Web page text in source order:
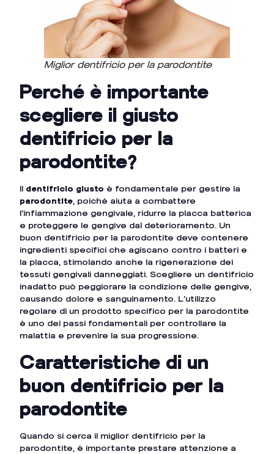
Miglior dentifricio per la parodontite
Perché è importante
scegliere il giusto
dentifricio per la
parodontite?
Il dentifricio giusto è fondamentale per gestire la
parodontite, poiché aiuta a combattere
l’infiammazione gengivale, ridurre la placca batterica
e proteggere le gengive dal deterioramento. Un
buon dentifricio per la parodontite deve contenere
ingredienti specifici che agiscano contro i batteri e
la placca, stimolando anche la rigenerazione dei
tessuti gengivali danneggiati. Scegliere un dentifricio
inadatto può peggiorare la condizione delle gengive,
causando dolore e sanguinamento. L’utilizzo
regolare di un prodotto specifico per la parodontite
è uno dei passi fondamentali per controllare la
malattia e prevenire la sua progressione.
Caratteristiche di un
buon dentifricio per la
parodontite
Quando si cerca il miglior dentifricio per la
parodontite, è importante prestare attenzione a